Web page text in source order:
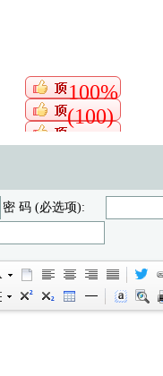
100%
(100)
密 码 (必选项):